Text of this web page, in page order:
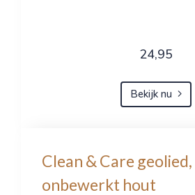
24,95
Bekijk nu
Clean & Care
onbewerkt hout